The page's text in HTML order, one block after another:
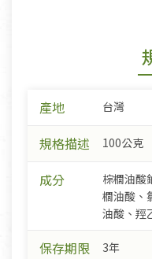
產地 台灣
規格描述 100公克
成分
棕櫚油酸
櫚油酸、
油酸、羥
保存期限 3年